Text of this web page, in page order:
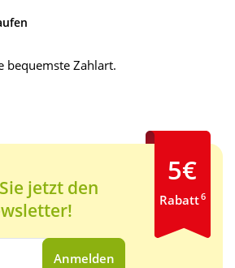
bequemste Zahlart.
jetzt den
Anmelden
5€
Rabatt6